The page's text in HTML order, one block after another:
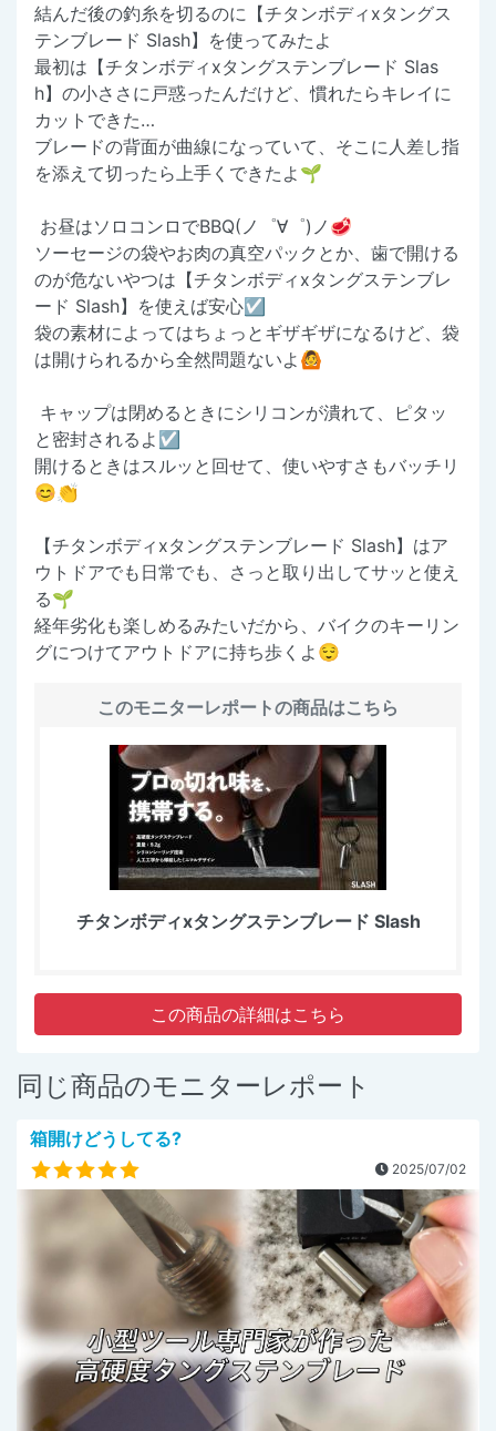
結んだ後の釣糸を切るのに【チタンボディxタングス
テンブレード Slash】を使ってみたよ
最初は【チタンボディxタングステンブレード Slas
h】の小ささに戸惑ったんだけど、慣れたらキレイに
カットできた…
ブレードの背面が曲線になっていて、そこに人差し指
を添えて切ったら上手くできたよ🌱
お昼はソロコンロでBBQ(ノ゜∀゜)ノ🥩
ソーセージの袋やお肉の真空パックとか、歯で開ける
のが危ないやつは【チタンボディxタングステンブレ
ード Slash】を使えば安心☑️
袋の素材によってはちょっとギザギザになるけど、袋
は開けられるから全然問題ないよ🙆
キャップは閉めるときにシリコンが潰れて、ピタッ
と密封されるよ☑️
開けるときはスルッと回せて、使いやすさもバッチリ
😊👏
【チタンボディxタングステンブレード Slash】はア
ウトドアでも日常でも、さっと取り出してサッと使え
る🌱
経年劣化も楽しめるみたいだから、バイクのキーリン
グにつけてアウトドアに持ち歩くよ😌
このモニターレポートの商品はこちら
チタンボディxタングステンブレード Slash
この商品の詳細はこちら
同じ商品のモニターレポート
箱開けどうしてる?
2025/07/02